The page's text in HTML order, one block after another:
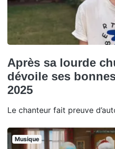
Après sa lourde
dévoile ses
2025
Le chanteur fait preuve
Musique